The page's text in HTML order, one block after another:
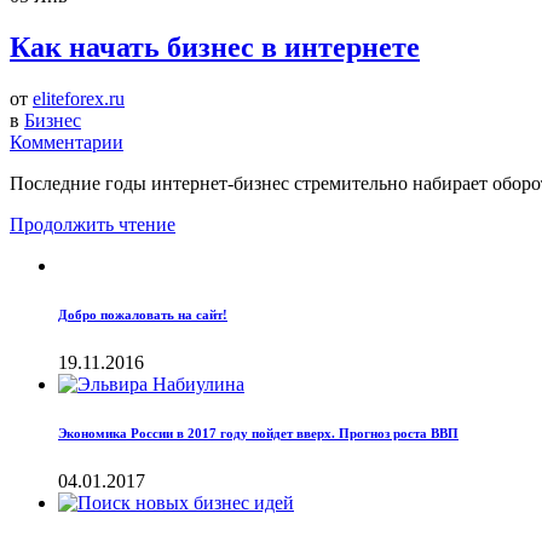
Как начать бизнес в интернете
от eliteforex.ru
в Бизнес
Комментарии
Последние годы интернет-бизнес стремительно набирает
Продолжить чтение
Добро пожаловать на сайт!
19.11.2016
Экономика России в 2017 году пойдет вверх. Прогноз роста ВВП
04.01.2017